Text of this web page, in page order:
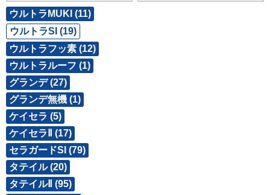
ウルトラMUKI (11)
ウルトラSI (19)
ウルトラフッ素 (12)
ウルトラルーフ (1)
グランデ (27)
グランデ無機 (1)
ケイセラ (5)
ケイセラⅡ (17)
セラガードSI (79)
タテイル (20)
タテイルⅡ (95)